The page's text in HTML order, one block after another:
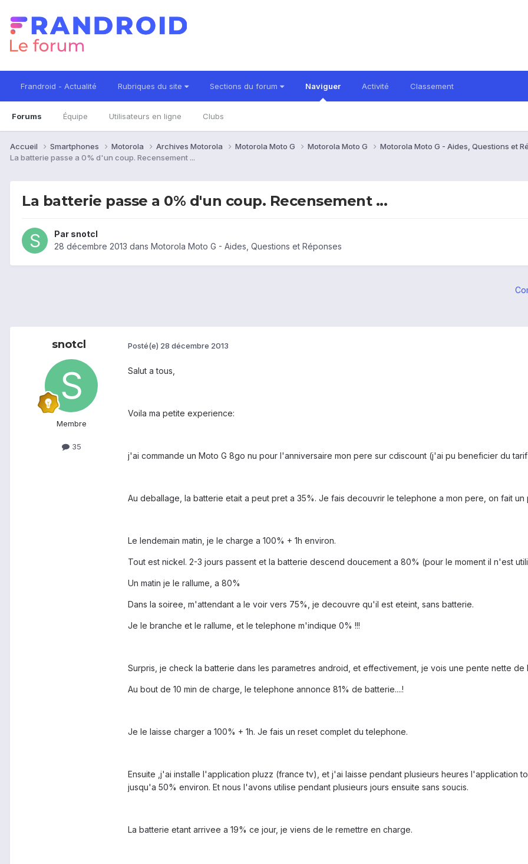
Frandroid - Actualité Rubriques du site Sections du forum Naviguer
Forums Équipe Utilisateurs en ligne Clubs
Activité Classement
Accueil Smartphones Motorola Archives Motorola Motorola Moto G Motorola Moto G
Motorola Moto G - Aides, Questions et
La batterie passe a 0% d'un coup. Recensement ...
La batterie passe a 0% d'un coup. Recensement ...
Par snotcl
28 décembre 2013 dans Motorola Moto G - Aides, Questions et Réponses
snotcl
Membre
35
Posté(e) 28 décembre 2013
Salut a tous,
Voila ma petite experience:
j'ai commande un Moto G 8go nu pour l'anniversaire mon pere sur cdiscount (j'ai pu beneficier du
Au deballage, la batterie etait a peut pret a 35%. Je fais decouvrir le telephone a mon pere, on fait
Le lendemain matin, je le charge a 100% + 1h environ.
Tout est nickel. 2-3 jours passent et la batterie descend doucement a 80% (pour le moment il n'est
Un matin je le rallume, a 80%
Dans la soiree, m'attendant a le voir vers 75%, je decouvre qu'il est eteint, sans batterie.
Je le branche et le rallume, et le telephone m'indique 0% !!!
Surpris, je check la batterie dans les parametres android, et effectivement, je vois une pente nette de
Au bout de 10 min de charge, le telephone annonce 81% de batterie....!
Je le laisse charger a 100% + 1h. Je fais un reset complet du telephone.
Ensuite ,j'ai installe l'application pluzz (france tv), et j'ai laisse pendant plusieurs heures l'application
jusqu'a 50% environ. Et nous l'avons utilise pendant plusieurs jours ensuite sans soucis.
La batterie etant arrivee a 19% ce jour, je viens de le remettre en charge.